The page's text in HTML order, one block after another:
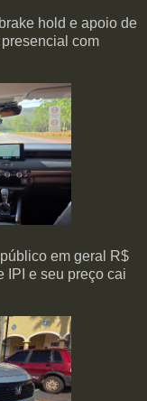
hold e apoio de
com
em geral R$
IPI e seu preço cai